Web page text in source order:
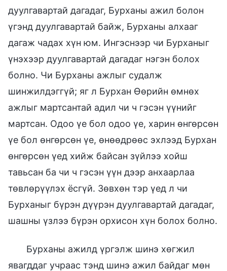
дуулгавартай дагадаг, Бурханы ажил болон
үгэнд дуулгавартай байж, Бурханы алхааг
дагаж чадах хүн юм. Ингэснээр чи Бурханыг
үнэхээр дуулгавартай дагадаг нэгэн болох
болно. Чи Бурханы ажлыг судалж
шинжилдэггүй; яг л Бурхан Өөрийн өмнөх
ажлыг мартсантай адил чи ч гэсэн үүнийг
мартсан. Одоо үе бол одоо үе, харин өнгөрсөн
үе бол өнгөрсөн үе, өнөөдрөөс эхлээд Бурхан
өнгөрсөн үед хийж байсан зүйлээ хойш
тавьсан ба чи ч гэсэн үүн дээр анхаарлаа
төвлөрүүлэх ёсгүй. Зөвхөн тэр үед л чи
Бурханыг бүрэн дүүрэн дуулгавартай дагадаг,
шашны үзлээ бүрэн орхисон хүн болох болно.
Бурханы ажилд үргэлж шинэ хөгжил
явагддаг учраас тэнд шинэ ажил байдаг мөн